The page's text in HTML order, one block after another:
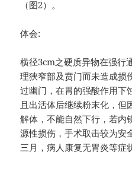
（图2）。
体会:
横径3cm之硬质异物在强行
理狹窄部及贲门而未造成损
过幽门，在胃的强酸作用下
且出活体后继续粉末化，但
解体，不能自然下行，若内
源性损伤，手术取击较为安
三月，病人康复无胃炎等症